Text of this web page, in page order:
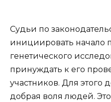
Судьи по
инициировать начало
генетического
принуждать к его
участников. Для этого
добрая воля людей.